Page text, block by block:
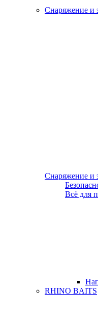
Снаряжение и
Снаряжение и
Всё для
RHINO BAITS